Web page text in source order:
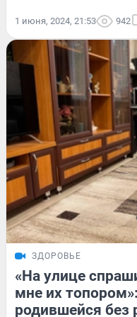
1 июня, 2024, 21:53 942
ЗДОРОВЬЕ
«На улице
мне их
родившейся без